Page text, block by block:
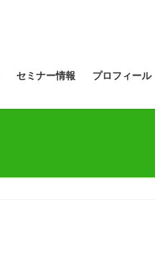
セミナー情報 プロフィール